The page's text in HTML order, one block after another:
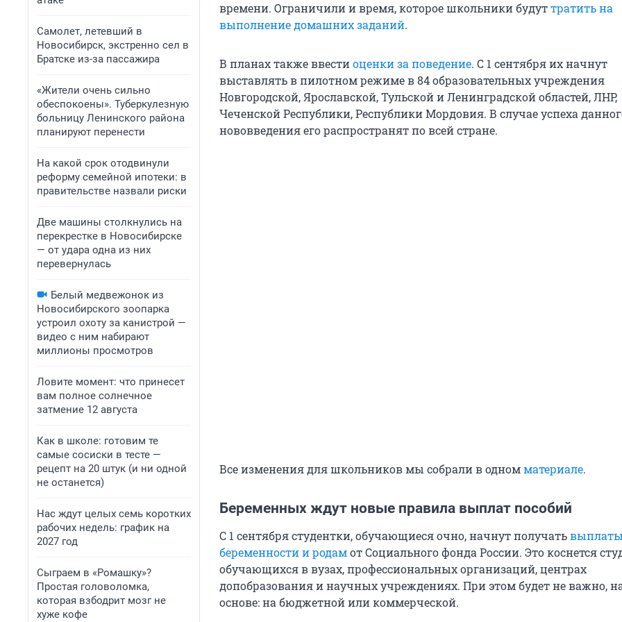
Самолет, летевший в
Новосибирск, экстренно сел в
Братске из-за пассажира
«Жители очень сильно
обеспокоены». Туберкулезную
больницу Ленинского района
планируют перенести
На какой срок отодвинули
реформу семейной ипотеки: в
правительстве назвали риски
Две машины столкнулись на
перекрестке в Новосибирске
— от удара одна из них
перевернулась
Белый медвежонок из
Новосибирского зоопарка
устроил охоту за канистрой —
видео с ним набирают
миллионы просмотров
Ловите момент: что принесет
вам полное солнечное
затмение 12 августа
Как в школе: готовим те
самые сосиски в тесте —
рецепт на 20 штук (и ни одной
не останется)
Нас ждут целых семь коротких
рабочих недель: график на
2027 год
Сыграем в «Ромашку»?
Простая головоломка,
которая взбодрит мозг не
хуже кофе
времени. Ограничили и время, которое школьники будуттратить на
выполнение домашних заданий.
В планах также ввестиоценки за поведение. С 1 сентября их начнут
выставлять в пилотном режиме в 84 образовательных учреждения
Новгородской, Ярославской, Тульской и Ленинградской областей, ЛНР,
Чеченской Республики, Республики Мордовия. В случае успеха
нововведения его распространят по всей стране.
Все изменения для школьников мы собрали в одномматериале.
Беременных ждут новые правила выплат пособий
С 1 сентября студентки, обучающиеся очно, начнут получать
беременности и родамот Социального фонда России. Это коснется
обучающихся в вузах, профессиональных организаций, центрах
допобразования и научных учреждениях. При этом будет не важно,
основе: на бюджетной или коммерческой.